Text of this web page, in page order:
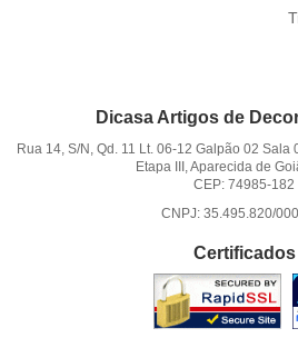
Dicasa Artigos de
Rua 14, S/N, Qd. 11 Lt. 06-12 Galpão 02 Sala
Etapa III, Aparecida de
CEP: 74985-182
CNPJ: 35.495.820/
Certificados